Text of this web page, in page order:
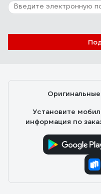
Установите
информация по